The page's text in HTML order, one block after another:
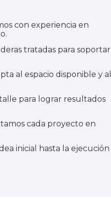
con experiencia en
tratadas para soportar
al espacio disponible y al
para lograr resultados
cada proyecto en
inicial hasta la ejecución